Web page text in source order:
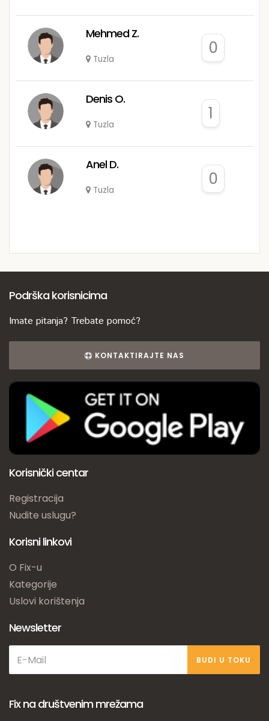
Mehmed Z.
Tuzla
0
Denis O.
Tuzla
1
Anel D.
Tuzla
0
Podrška korisnicima
Imate pitanja? Trebate pomoć?
KONTAKTIRAJTE NAS
Korisnički centar
Registracija
Nudite uslugu?
Korisni linkovi
O Fix-u
Kategorije
Uslovi korištenja
Newsletter
BUDI U TOKU
Fix na društvenim mrežama